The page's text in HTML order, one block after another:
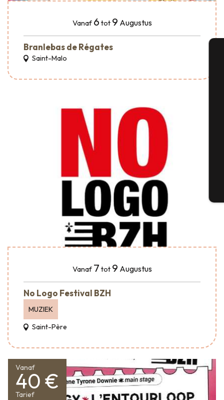
Vanaf 6 tot 9 Augustus
Branlebas de Régates
Saint-Malo
Vanaf 7 tot 9 Augustus
No Logo Festival BZH
MUZIEK
Saint-Père
Vanaf
40 €
Tarief